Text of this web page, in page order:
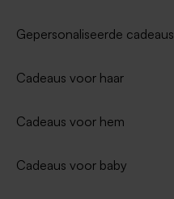
Gepersonaliseerde cadeaus
Cadeaus voor haar
Cadeaus voor hem
Cadeaus voor baby